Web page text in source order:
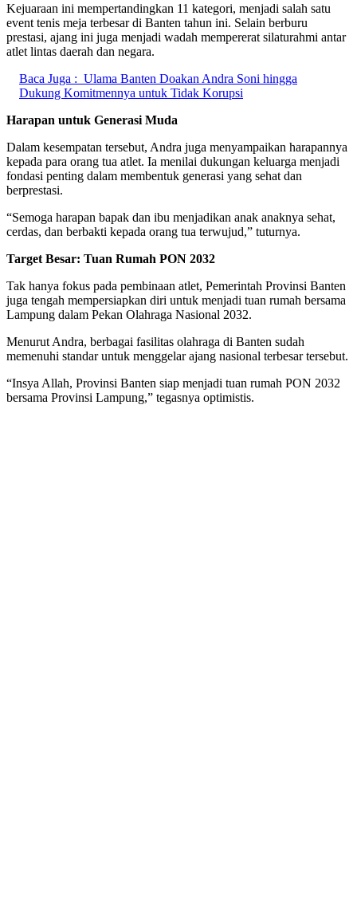
Kejuaraan ini mempertandingkan 11 kategori, menjadi salah satu
event tenis meja terbesar di Banten tahun ini. Selain berburu
prestasi, ajang ini juga menjadi wadah mempererat silaturahmi antar
atlet lintas daerah dan negara.
Baca Juga : Ulama Banten Doakan Andra Soni hingga
Dukung Komitmennya untuk Tidak Korupsi
Harapan untuk Generasi Muda
Dalam kesempatan tersebut, Andra juga menyampaikan harapannya
kepada para orang tua atlet. Ia menilai dukungan keluarga menjadi
fondasi penting dalam membentuk generasi yang sehat dan
berprestasi.
“Semoga harapan bapak dan ibu menjadikan anak anaknya sehat,
cerdas, dan berbakti kepada orang tua terwujud,” tuturnya.
Target Besar: Tuan Rumah PON 2032
Tak hanya fokus pada pembinaan atlet, Pemerintah Provinsi Banten
juga tengah mempersiapkan diri untuk menjadi tuan rumah bersama
Lampung dalam Pekan Olahraga Nasional 2032.
Menurut Andra, berbagai fasilitas olahraga di Banten sudah
memenuhi standar untuk menggelar ajang nasional terbesar tersebut.
“Insya Allah, Provinsi Banten siap menjadi tuan rumah PON 2032
bersama Provinsi Lampung,” tegasnya optimistis.